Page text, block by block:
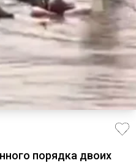
порядка двоих